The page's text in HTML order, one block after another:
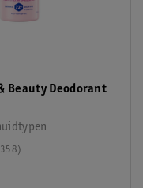
Beauty Deodorant
358